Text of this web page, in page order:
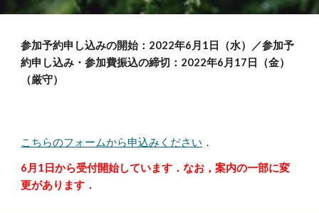
参加予約申し込みの開始：2022年6月1日（水）／参加予
約申し込み・参加費振込の締切：2022年6月17日（金）
（厳守）
こちらのフォームから申込みください ．
6月1日から受付開始しています．なお，案内の一部に変
更があります．